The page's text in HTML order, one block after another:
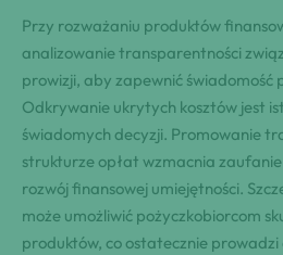
Przy rozważaniu produktów
analizowanie transparentności
prowizji, aby zapewnić świadomość
Odkrywanie ukrytych kosztów jest
świadomych decyzji. Promowanie
strukturze opłat wzmacnia
rozwój finansowej umiejętności.
może umożliwić pożyczkobiorcom
produktów, co ostatecznie